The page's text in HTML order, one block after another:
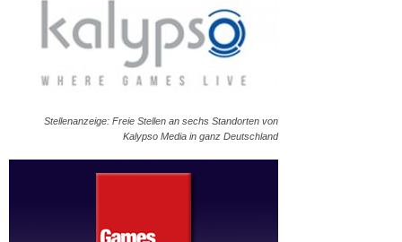
Stellenanzeige: Freie Stellen an sechs Standorten von
Kalypso Media in ganz Deutschland